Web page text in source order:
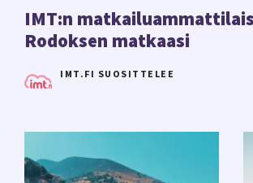
IMT:n
Rodoksen matkaasi
IMT.FI SUOSITTELEE